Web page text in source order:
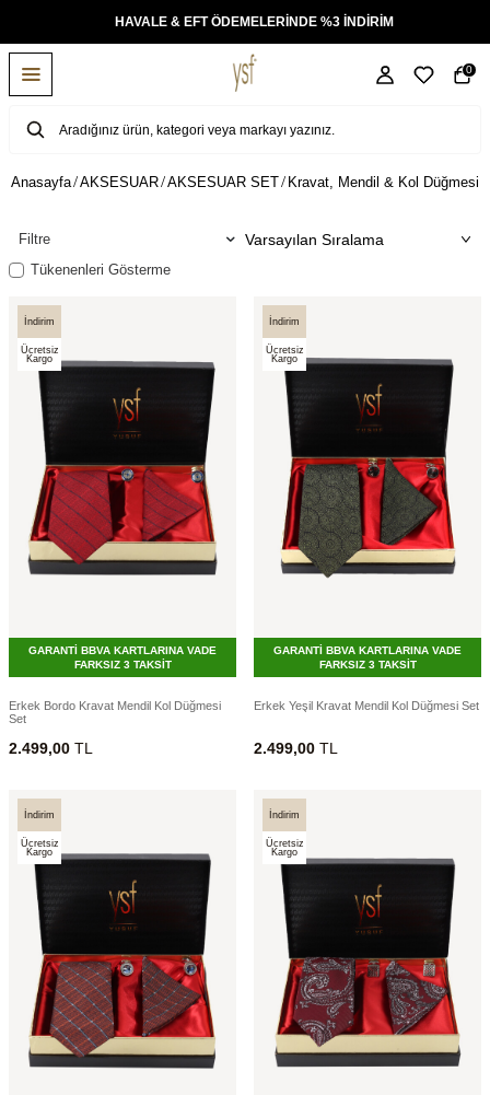
HAVALE & EFT ÖDEMELERİNDE %3 İNDİRİM
0
Anasayfa AKSESUAR AKSESUAR SET Kravat, Mendil & Kol Düğmesi
Filtre
Tükenenleri Gösterme
İndirim
Ücretsiz
Kargo
GARANTİ BBVA KARTLARINA VADE
FARKSIZ 3 TAKSİT
Erkek Bordo Kravat Mendil Kol Düğmesi
Set
2.499,00 TL
İndirim
Ücretsiz
Kargo
GARANTİ BBVA KARTLARINA VADE
FARKSIZ 3 TAKSİT
Erkek Yeşil Kravat Mendil Kol Düğmesi Set
2.499,00 TL
İndirim
Ücretsiz
Kargo
İndirim
Ücretsiz
Kargo